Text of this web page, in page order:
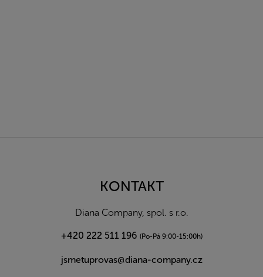
KONTAKT
Diana Company, spol. s r.o.
+420 222 511 196 (Po-Pá 9:00-15:00h)
jsmetuprovas@diana-company.cz